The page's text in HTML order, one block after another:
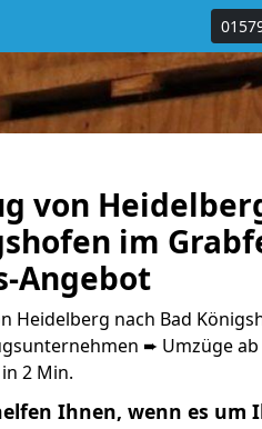
von
im
Angebot
Heidelberg nach Bad
➨ Umzüge ab
2 Min.
Ihnen, wenn es um